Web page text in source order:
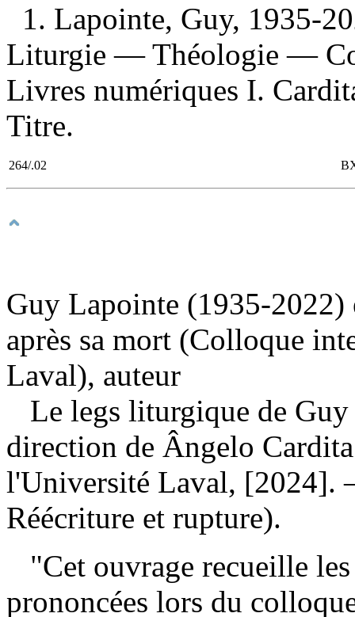
1. Lapointe, Guy, 1935-
Liturgie — Théologie —
Livres numériques I.
Titre.
264/.02
Guy Lapointe (1935-
après sa mort (Colloque
Laval), auteur
Le legs liturgique de
direction de Ângelo
l'Université Laval, [2024].
Réécriture et rupture).
"Cet ouvrage recueille les
prononcées lors du